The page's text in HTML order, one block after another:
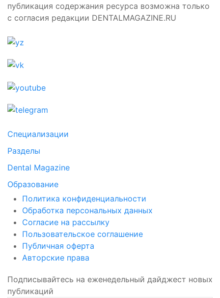
публикация содержания ресурса возможна только
с согласия редакции DENTALMAGAZINE.RU
Специализации
Разделы
Dental Magazine
Образование
Политика конфиденциальности
Обработка персональных данных
Согласие на рассылку
Пользовательское соглашение
Публичная оферта
Авторские права
Подписывайтесь на еженедельный дайджест новых
публикаций